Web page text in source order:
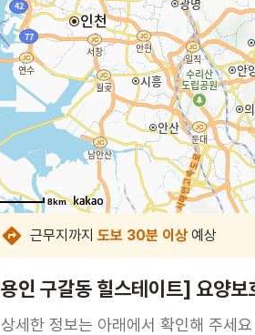
8km
8km
8km
8km
8km
8km
8km
8km
근무지까지 도보 30분 이상 예상
용인 구갈동 힐스테이트] 요양보
상세한 정보는 아래에서 확인해 주세요